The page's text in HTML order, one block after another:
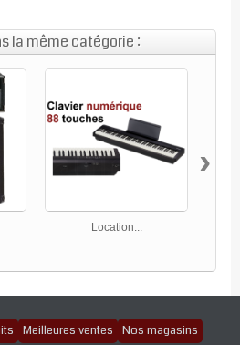
la même catégorie :
Location...
›
Meilleures ventes Nos magasins